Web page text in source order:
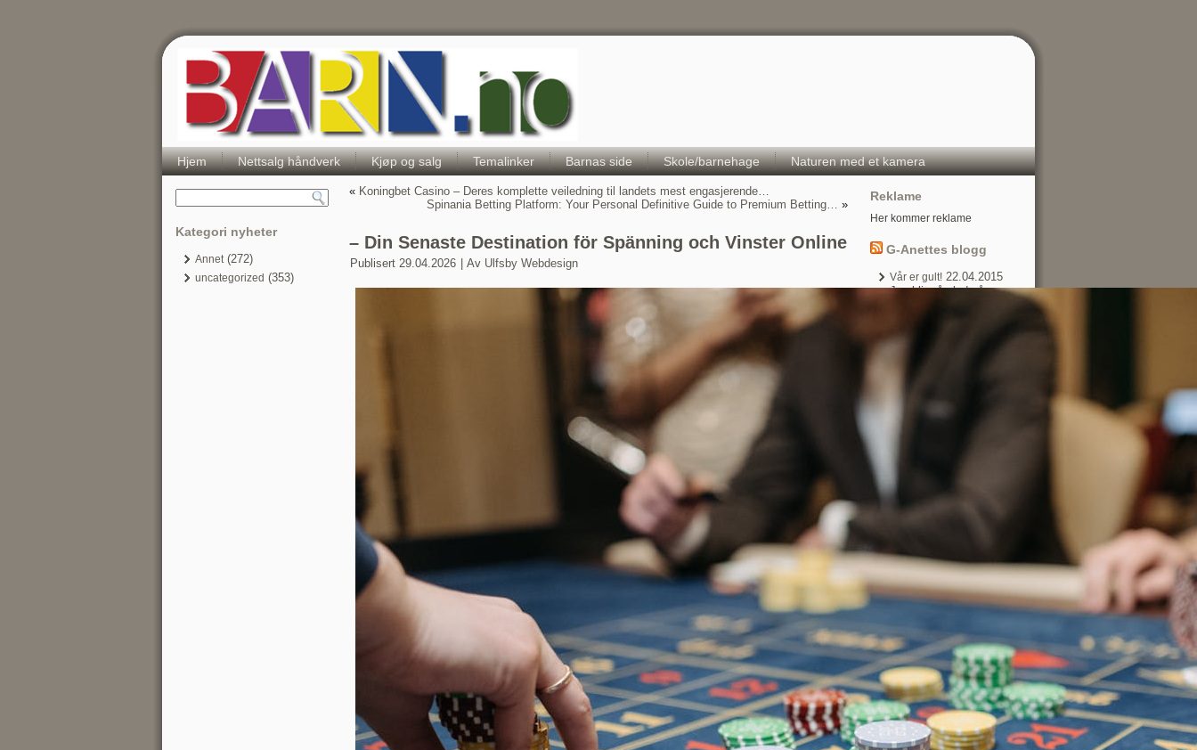
Hjem Nettsalg håndverk Kjøp og salg Temalinker Barnas side Skole/barnehage Naturen med et kamera
Kategori nyheter
Annet(272)
uncategorized (353)
« Koningbet Casino – Deres komplette veiledning til landets mest engasjerende…
Spinania Betting Platform: Your Personal Definitive Guide to Premium Betting… »
– Din Senaste Destination för Spänning och Vinster Online
Publisert 29.04.2026 Av Ulfsby Webdesign
Reklame
Her kommer reklame
G-Anettes blogg
Vår er gult! 22.04.2015
Jeg blir så glad når
noe hjemmestrikket! Da
er det bare å ‘hive seg
rundt’ ;) Anna ønsket seg
på våren. Og man blir jo
bare i godt humør av å